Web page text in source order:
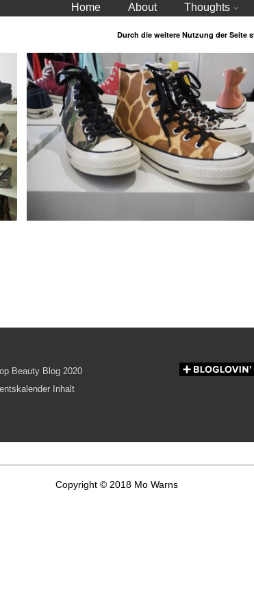
Home About Thoughts
Copyright © 2018 Mo
Durch die weitere Nutzung der Seite